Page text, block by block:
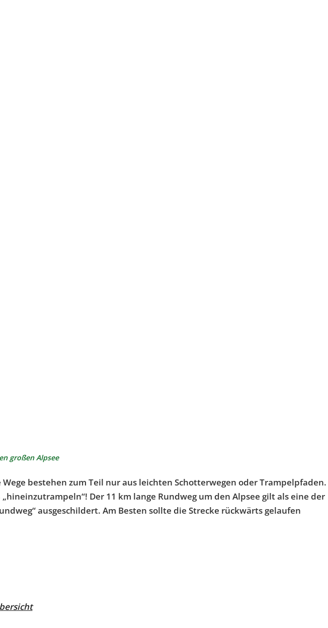
großen Alpsee
bestehen zum Teil nur aus leichten Schotterwegen oder Trampelpfaden.
Der 11 km lange Rundweg um den Alpsee gilt als eine der
ausgeschildert. Am Besten sollte die Strecke rückwärts gelaufen